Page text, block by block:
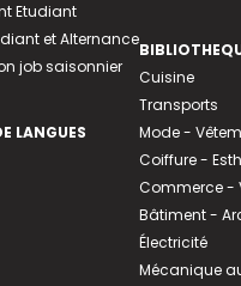
Etudiant
et Alternance
job saisonnier
LANGUES
Cuisine
Transports
Mode -
Coiffure -
Commerce -
Bâtiment -
Électricité
Mécanique